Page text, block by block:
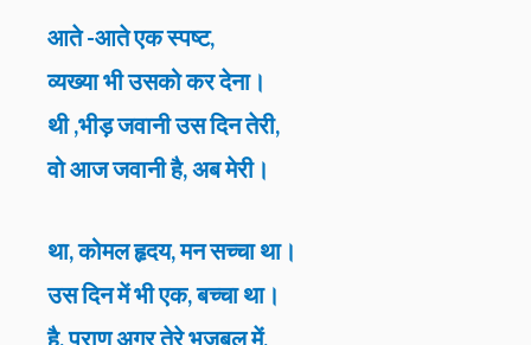
आते -आते एक स्पष्ट,
व्यख्या भी उसको कर देना।
थी ,भीड़ जवानी उस दिन तेरी,
वो आज जवानी है, अब मेरी।
था, कोमल हृदय, मन सच्चा था।
उस दिन में भी एक, बच्चा था।
है, प्राण अगर तेरे भुजबल में,